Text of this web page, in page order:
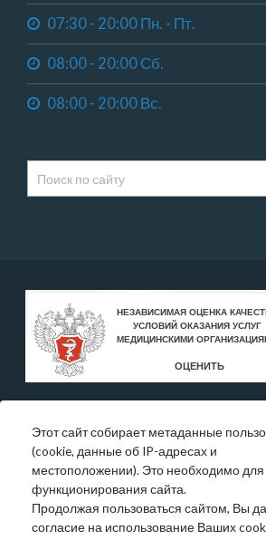
07:30 - 20:00 Пн. - Пт.
08:00 - 20:00 Сб.
08:00 - 20:00 Вс.
* Цены, указанные на сайте, носят
информативный характер и могут быть в
изменены.
Окончательную информация необходимо
администратора в регистратуре или по
+7 (343) 355-56-57.
Этот сайт собирает метаданные
(cookie, данные об IP-адресах и
местоположении). Это необходимо для
функционирования сайта.
Продолжая пользоваться сайтом, Вы
согласие на использование Ваших